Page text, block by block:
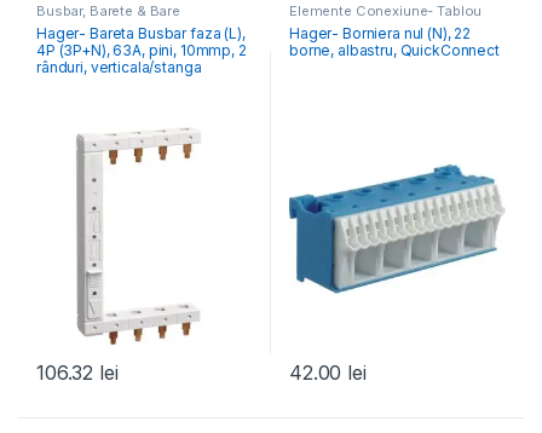
Busbar, Barete & Bare
Colectoare Elemente
Conexiune- Tablou Electric
Hager- Bareta Busbar faza (L),
4P (3P+N), 63A, pini, 10mmp, 2
rânduri, verticala/stanga
106.32 lei
Elemente Conexiune- Tablou
Electric
Hager- Borniera nul (N), 22
borne, albastru, QuickConnect
42.00 lei